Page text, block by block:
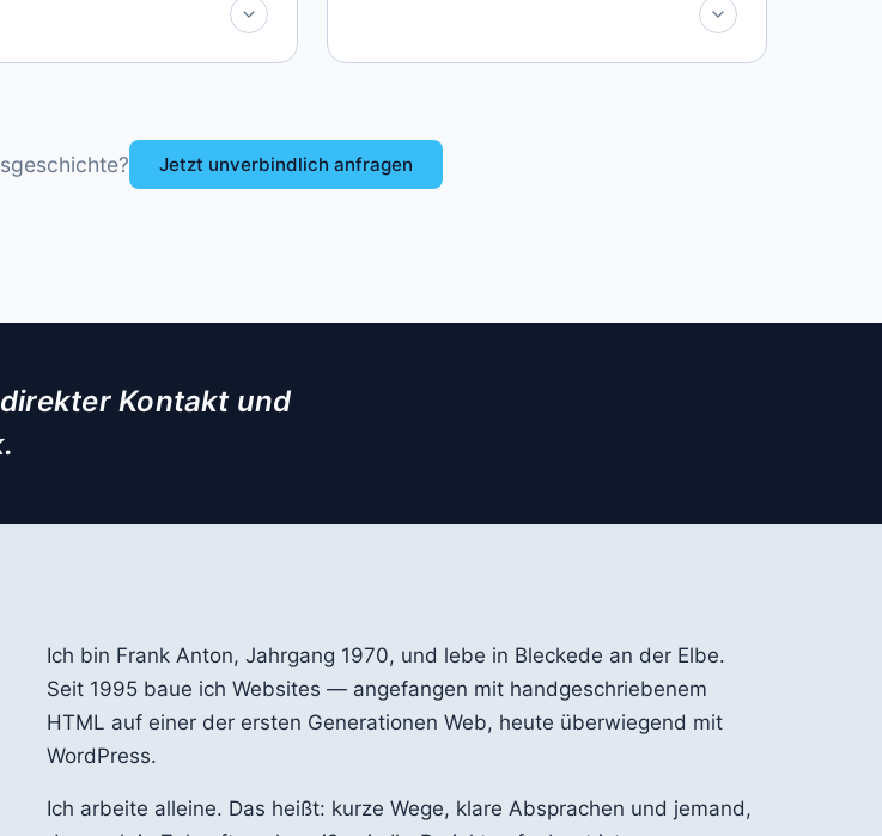
Jetzt unverbindlich anfragen
Kontakt und
Ich bin Frank Anton, Jahrgang 1970, und lebe in Bleckede an der Elbe.
Seit 1995 baue ich Websites — angefangen mit handgeschriebenem
HTML auf einer der ersten Generationen Web, heute überwiegend mit
WordPress.
Ich arbeite alleine. Das heißt: kurze Wege, klare Absprachen und jemand,